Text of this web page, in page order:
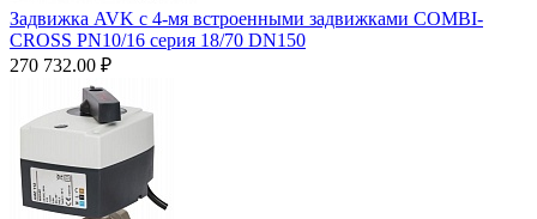
Задвижка AVK с 4-мя встроенными задвижками COMBI-
CROSS PN10/16 серия 18/70 DN150
270 732.00 ₽